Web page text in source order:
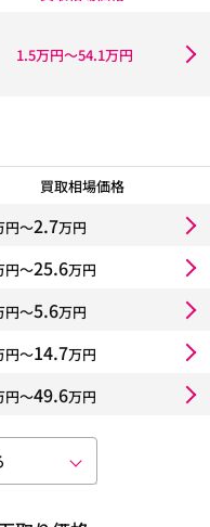
1.5万円〜54.1万円
買取相場価格
円〜2.7万円
円〜25.6万円
円〜5.6万円
円〜14.7万円
円〜49.6万円